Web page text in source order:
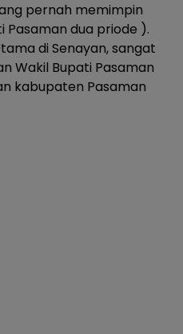
pernah memimpin
Pasaman dua priode ).
di Senayan, sangat
Wakil Bupati Pasaman
kabupaten Pasaman